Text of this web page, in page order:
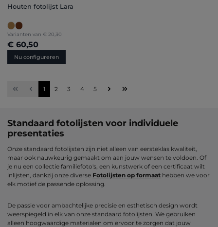
Houten fotolijst Lara
Varianten van € 20,30
€ 60,50
Nu configureren
Pagina
1 Pagina
2 Pagina
3 Pagina
4 Pagina
5
Standaard fotolijsten voor individuele
presentaties
Onze standaard fotolijsten zijn niet alleen van eersteklas kwaliteit,
maar ook nauwkeurig gemaakt om aan jouw wensen te voldoen. Of
je nu een collectie familiefoto's, een kunstwerk of een certificaat wilt
inlijsten, dankzij onze diverse Fotolijsten op formaat hebben we voor
elk motief de passende oplossing.
De passie voor ambachtelijke precisie en esthetisch design wordt
weerspiegeld in elk van onze standaard fotolijsten. We gebruiken
alleen hoogwaardige materialen om ervoor te zorgen dat jouw